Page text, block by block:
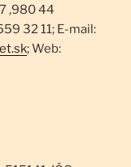
,980 44
32 11; E-mail:
; Web: